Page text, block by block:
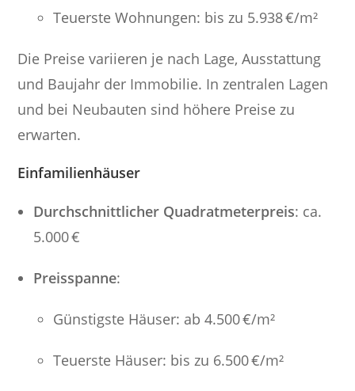
Teuerste Wohnungen: bis zu 5.938 €/m²
Die Preise variieren je nach Lage, Ausstattung
und Baujahr der Immobilie. In zentralen Lagen
und bei Neubauten sind höhere Preise zu
erwarten.
Einfamilienhäuser
Durchschnittlicher Quadratmeterpreis: ca.
5.000 €
Preisspanne:
Günstigste Häuser: ab 4.500 €/m²
Teuerste Häuser: bis zu 6.500 €/m²